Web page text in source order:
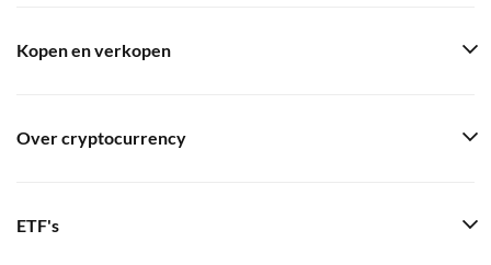
Kopen en verkopen
Over cryptocurrency
ETF's